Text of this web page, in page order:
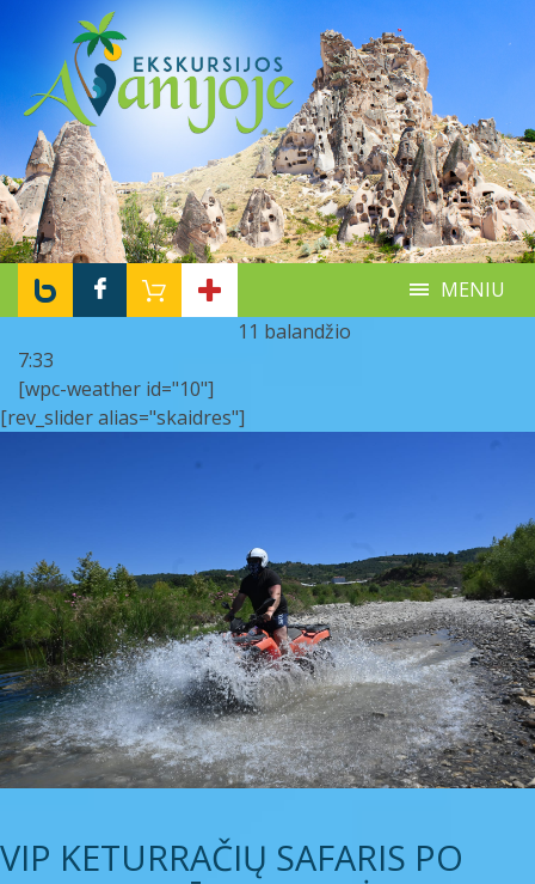
MENIU
11 balandžio
7:33
[wpc-weather id="10"]
[rev_slider alias="skaidres"]
VIP KETURRAČIŲ SAFARIS PO